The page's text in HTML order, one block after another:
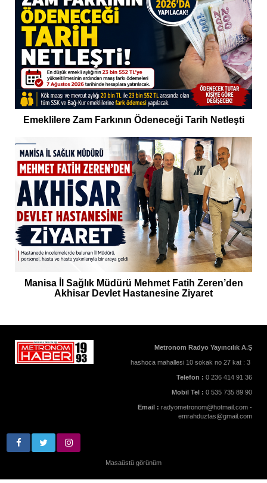
Emeklilere Zam Farkının Ödeneceği Tarih Netleşti
Manisa İl Sağlık Müdürü Mehmet Fatih Zeren’den
Akhisar Devlet Hastanesine Ziyaret
Metronom Radyo Yayıncılık A.Ş
hashoca mahallesi 10 sokak no 27 kat : 3
Telefon : 0 236 414 91 36
Mobil Tel : 0 535 735 89 90
Email : radyometronom@hotmail.com -
emrahduztas@gmail.com
Masaüstü görünüm